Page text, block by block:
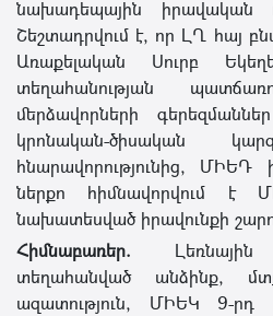
նախադեպային իրավական
Շեշտադրվում է, որ ԼՂ հայ
Առաքելական Սուրբ
տեղահանության
մերձավորների
կրոնական-ծիսական
հնարավորությունից, ՄԻԵԴ
ներքո հիմնավորվում է
նախատեսված իրավունքի
Հիմնաբառեր.
տեղահանված անձինք,
ազատություն, ՄԻԵԿ 9-րդ